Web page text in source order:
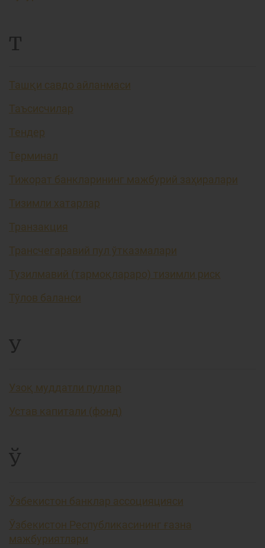
Т
Ташқи савдо айланмаси
Таъсисчилар
Тендер
Терминал
Тижорат банкларининг мажбурий заҳиралари
Тизимли хатарлар
Транзакция
Трансчегаравий пул ўтказмалари
Тузилмавий (тармоқлараро) тизимли риск
Тўлов баланси
У
Узоқ муддатли пуллар
Устав капитали (фонд)
Ў
Ўзбекистон банклар ассоцияцияси
Ўзбекистон Республикасининг ғазна
мажбуриятлари